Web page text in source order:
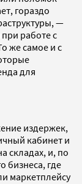
гораздо
—
работе с
же самое и с
для
издержек,
кабинет и
складах, и, по
бизнеса, где
маркетплейсу